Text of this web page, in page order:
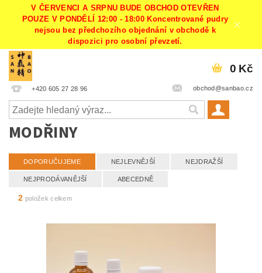
V ČERVENCI A SRPNU BUDE OBCHOD OTEVŘEN
POUZE V PONDĚLÍ 12:00 - 18:00 Koncentrované pudry
nejsou bez předchozího objednání v obchodě k
dispozici pro osobní převzetí.
+420 605 27 28 96 obchod@sanbao.cz
0 Kč
MODŘINY
DOPORUČUJEME NEJLEVNĚJŠÍ NEJDRAŽŠÍ
NEJPRODÁVANĚJŠÍ ABECEDNĚ
2 položek celkem